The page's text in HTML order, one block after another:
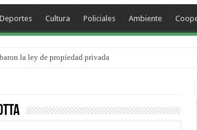
Deportes Cultura Policiales Ambiente
niños, niñas y adolescentes que esperan una familia